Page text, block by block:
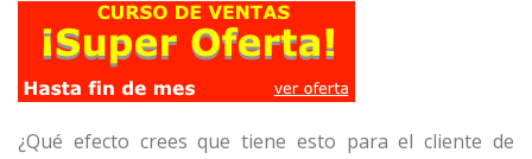
¿Qué efecto crees que tiene esto para el cliente de